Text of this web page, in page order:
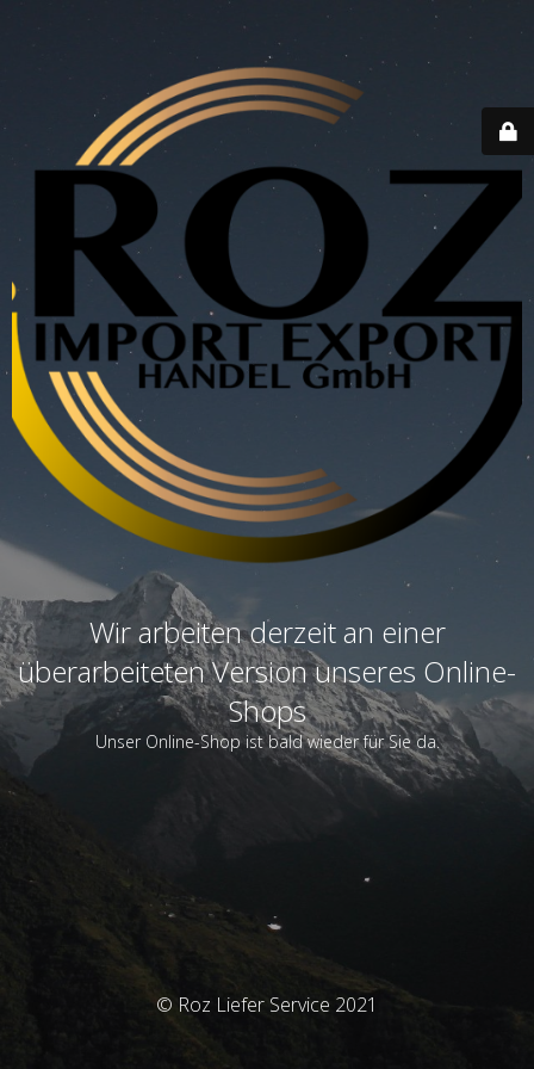
Wir arbeiten derzeit an einer
überarbeiteten Version unseres Online-
Shops
Unser Online-Shop ist bald wieder für Sie da.
© Roz Liefer Service 2021